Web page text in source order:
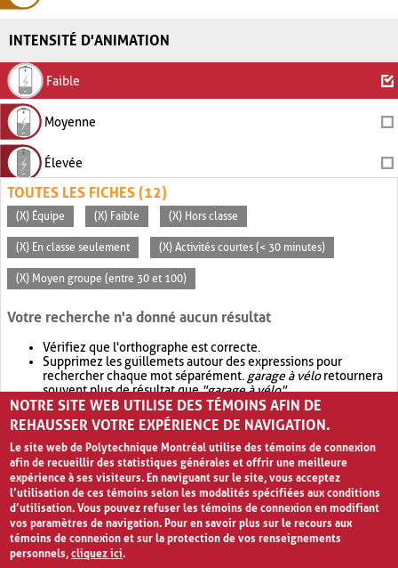
INTENSITÉ D'ANIMATION
Faible
Moyenne
Élevée
TOUTES LES FICHES (12)
(X) Équipe (X) Faible (X) Hors classe
(X) En classe seulement (X) Activités courtes (< 30 minutes)
(X) Moyen groupe (entre 30 et 100)
Votre recherche n'a donné aucun résultat
Vérifiez que l'orthographe est correcte.
Supprimez les guillemets autour des expressions pour
rechercher chaque mot séparément. garage à véloretournera
souvent plus de résultat que"garage à vélo".
Envisagez d'élargir votre recherche avec OR.garage OR vélo
retournera souvent plus de résultat quegarage à vélo
NOTRE SITE WEB UTILISE DES TÉMOINS AFIN DE
REHAUSSER VOTRE EXPÉRIENCE DE NAVIGATION.
Le site web de Polytechnique Montréal utilise des témoins de connexion
afin de recueillir des statistiques générales et offrir une meilleure
expérience à ses visiteurs. En naviguant sur le site, vous acceptez
l’utilisation de ces témoins selon les modalités spécifiées aux conditions
d’utilisation. Vous pouvez refuser les témoins de connexion en modifiant
vos paramètres de navigation. Pour en savoir plus sur le recours aux
témoins de connexion et sur la protection de vos renseignements
personnels,cliquez ici.